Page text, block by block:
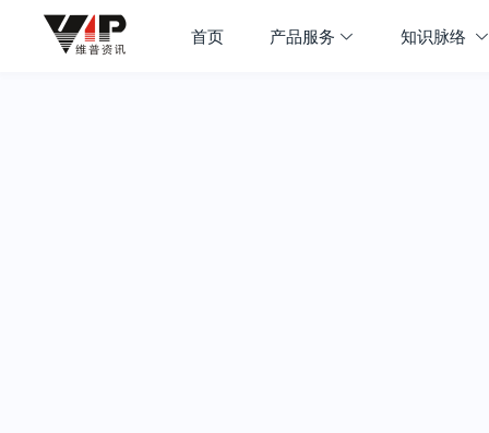
首页 产品服务 知识脉络